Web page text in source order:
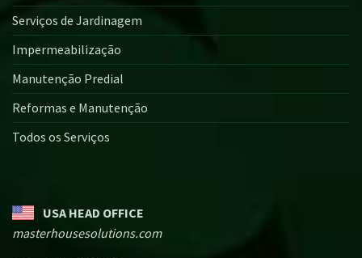
Serviços de Jardinagem
Impermeabilização
Manutenção Predial
Reformas e Manutenção
Todos os Serviços
USA HEAD OFFICE
masterhousesolutions.com